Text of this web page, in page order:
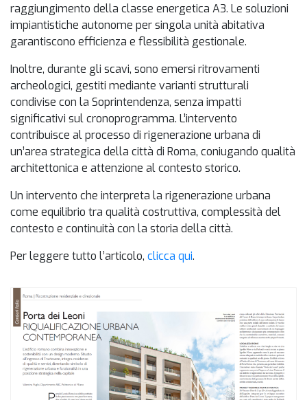
raggiungimento della classe energetica A3. Le soluzioni
impiantistiche autonome per singola unità abitativa
garantiscono efficienza e flessibilità gestionale.
Inoltre, durante gli scavi, sono emersi ritrovamenti
archeologici, gestiti mediante varianti strutturali
condivise con la Soprintendenza, senza impatti
significativi sul cronoprogramma. L’intervento
contribuisce al processo di rigenerazione urbana di
un’area strategica della città di Roma, coniugando qualità
architettonica e attenzione al contesto storico.
Un intervento che interpreta la rigenerazione urbana
come equilibrio tra qualità costruttiva, complessità del
contesto e continuità con la storia della città.
Per leggere tutto l’articolo, clicca qui.